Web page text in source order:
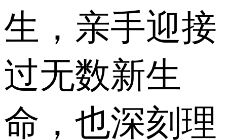
生，亲手迎接
过无数新生
命，也深刻理